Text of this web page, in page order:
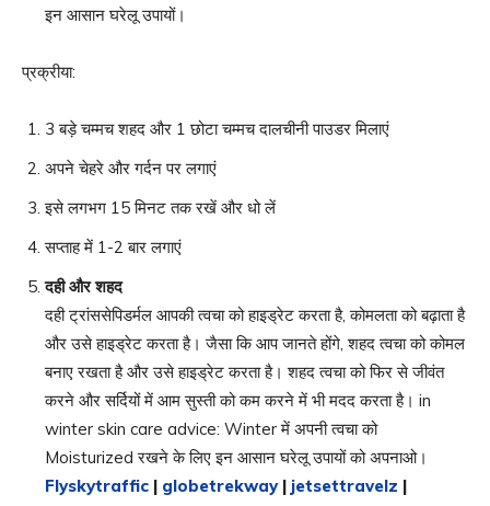
इन आसान घरेलू उपायों।
प्रक्रीया:
3 बड़े चम्मच शहद और 1 छोटा चम्मच दालचीनी पाउडर मिलाएं
अपने चेहरे और गर्दन पर लगाएं
इसे लगभग 15 मिनट तक रखें और धो लें
सप्ताह में 1-2 बार लगाएं
दही और शहद
दही ट्रांससेपिडर्मल आपकी त्वचा को हाइड्रेट करता है, कोमलता को बढ़ाता है
और उसे हाइड्रेट करता है। जैसा कि आप जानते होंगे, शहद त्वचा को कोमल
बनाए रखता है और उसे हाइड्रेट करता है। शहद त्वचा को फिर से जीवंत
करने और सर्दियों में आम सुस्ती को कम करने में भी मदद करता है। in
winter skin care advice: Winter में अपनी त्वचा को
Moisturized रखने के लिए इन आसान घरेलू उपायों को अपनाओ।
Flyskytraffic | globetrekway| jetsettravelz |